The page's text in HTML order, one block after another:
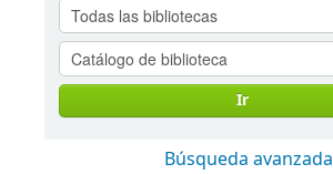
Ir
Búsqueda avanzada